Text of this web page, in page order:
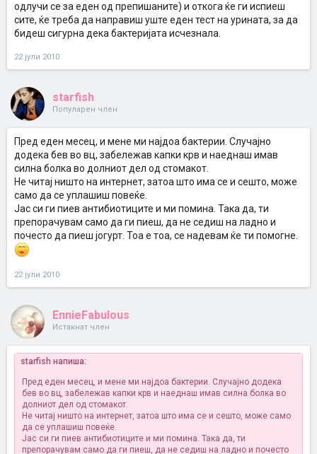
одлучи се за еден од препишаните) и откога ќе ги испиеш
сите, ќе треба да направиш уште еден тест на урината, за да
бидеш сигурна дека бактеријата исчезнала.
22 јули 2010
starfish
Популарен член
Пред еден месец, и мене ми најдоа бактерии. Случајно
додека бев во вц, забележав капки крв и наеднаш имав
силна болка во долниот дел од стомакот.
Не читај ништо на интернет, затоа што има се и сешто, може
само да се уплашиш повеќе.
Јас си ги пиев антибиотиците и ми помина. Така да, ти
препорачувам само да ги пиеш, да не седиш на ладно и
почесто да пиеш јогурт. Тоа е тоа, се надевам ќе ти помогне.
22 јули 2010
EnnieFabulous
Истакнат член
starfish напиша:
Пред еден месец, и мене ми најдоа бактерии. Случајно додека
бев во вц, забележав капки крв и наеднаш имав силна болка во
долниот дел од стомакот.
Не читај ништо на интернет, затоа што има се и сешто, може само
да се уплашиш повеќе.
Јас си ги пиев антибиотиците и ми помина. Така да, ти
препорачувам само да ги пиеш, да не седиш на ладно и почесто